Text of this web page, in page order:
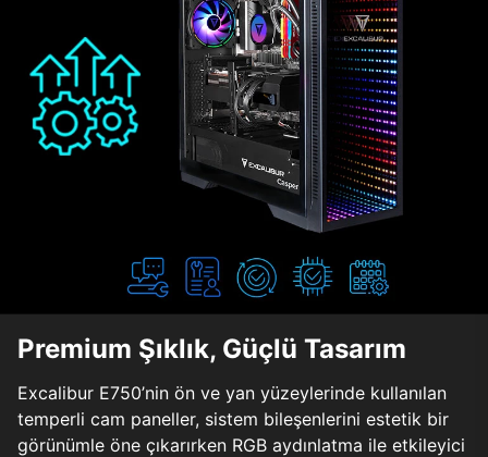
Premium Şıklık, Güçlü Tasarım
Excalibur E750’nin ön ve yan yüzeylerinde kullanılan
temperli cam paneller, sistem bileşenlerini estetik bir
görünümle öne çıkarırken RGB aydınlatma ile etkileyici